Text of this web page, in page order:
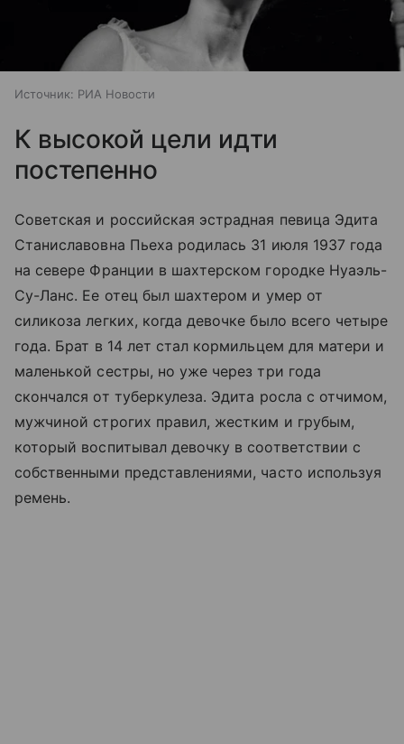
Источник: РИА Новости
К высокой цели идти
постепенно
Советская и российская эстрадная певица Эдита
Станиславовна Пьеха родилась 31 июля 1937 года
на севере Франции в шахтерском городке Нуаэль-
Су-Ланс. Ее отец был шахтером и умер от
силикоза легких, когда девочке было всего четыре
года. Брат в 14 лет стал кормильцем для матери и
маленькой сестры, но уже через три года
скончался от туберкулеза. Эдита росла с отчимом,
мужчиной строгих правил, жестким и грубым,
который воспитывал девочку в соответствии с
собственными представлениями, часто используя
ремень.